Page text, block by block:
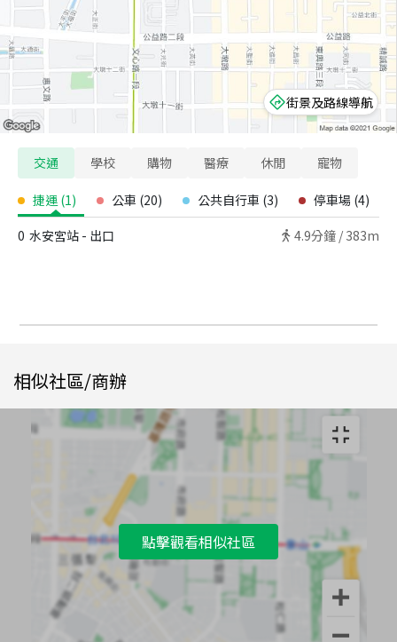
街景及路線導航
交通 學校 購物 醫療 休閒 寵物
捷運 (1) 公車 (20) 公共自行車 (3) 停車場 (4)
0 水安宮站 - 出口 4.9分鐘 / 383m
相似社區/商辦
點擊觀看相似社區